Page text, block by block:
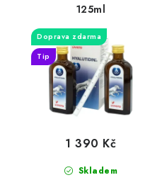
125ml
Doprava zdarma
Tip
Skladem
1 390 Kč